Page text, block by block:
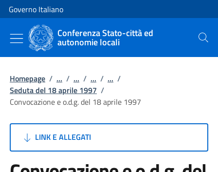
Vai al contenuto
Vai alla navigazione del sito
Governo Italiano
Conferenza Stato-città ed
autonomie locali Cerca
Homepage / ... / ... / ... / ... /
Seduta del 18 aprile 1997 /
Convocazione e o.d.g. del 18 aprile 1997
LINK E ALLEGATI